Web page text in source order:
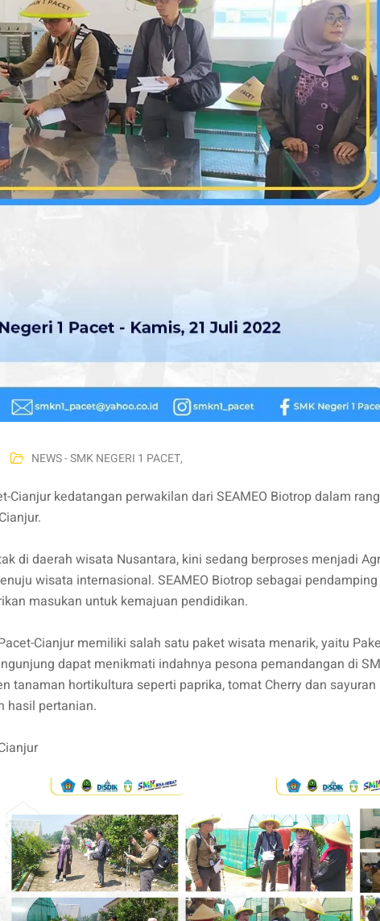
NEWS - SMK NEGERI 1 PACET,
Cianjur kedatangan perwakilan dari SEAMEO Biotrop dalam
di daerah wisata Nusantara, kini sedang berproses menjadi
wisata internasional. SEAMEO Biotrop sebagai
masukan untuk kemajuan pendidikan.
Cianjur memiliki salah satu paket wisata menarik, yaitu
dapat menikmati indahnya pesona pemandangan di
tanaman hortikultura seperti paprika, tomat Cherry dan
hasil pertanian.